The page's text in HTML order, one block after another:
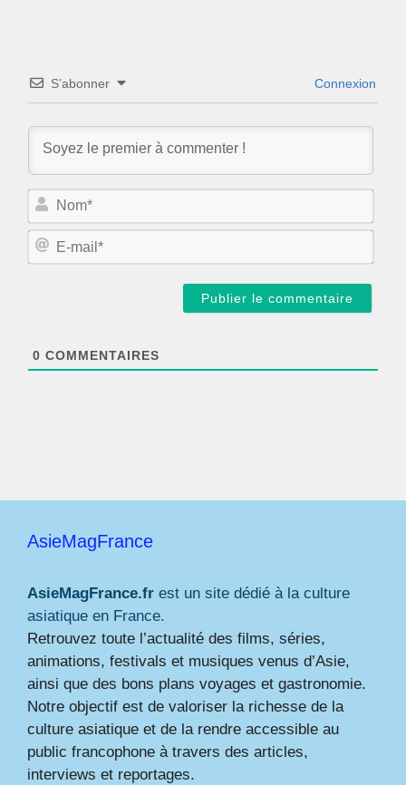
S’abonner Connexion
N
m
E
0 COMMENTAIRES
AsieMagFrance
AsieMagFrance.fr est un site dédié à la culture
asiatique en France.
Retrouvez toute l’actualité des films, séries,
animations, festivals et musiques venus d’Asie,
ainsi que des bons plans voyages et gastronomie.
Notre objectif est de valoriser la richesse de la
culture asiatique et de la rendre accessible au
public francophone à travers des articles,
interviews et reportages.